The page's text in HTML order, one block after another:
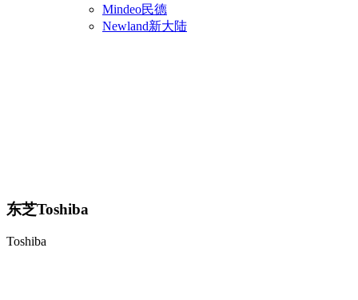
Mindeo民德
Newland新大陆
东芝Toshiba
Toshiba